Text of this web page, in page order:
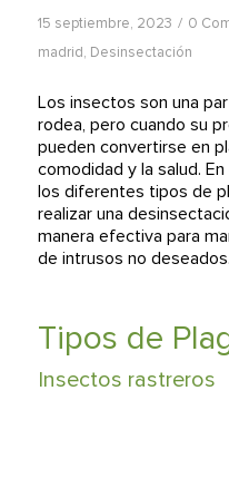
15 septiembre, 2023 / 0
madrid, Desinsectación
Los insectos son una
rodea, pero cuando su
pueden convertirse en
comodidad y la salud.
los diferentes tipos de
realizar una
manera efectiva para
de intrusos no deseados.
Tipos de
Insectos rastreros